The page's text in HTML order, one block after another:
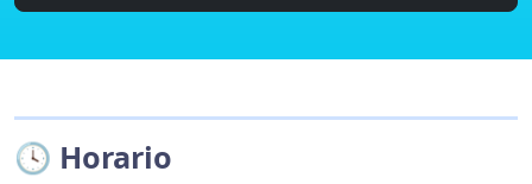
🕓 Horario